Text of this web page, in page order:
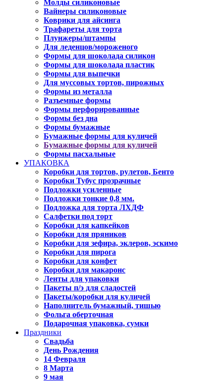
Молды силиконовые
Вайнеры силиконовые
Коврики для айсинга
Трафареты для торта
Плунжеры/штампы
Для леденцов/мороженого
Формы для шоколада силикон
Формы для шоколада пластик
Формы для выпечки
Для муссовых тортов, пирожных
Формы из металла
Разъемные формы
Формы перфорированные
Формы без дна
Формы бумажные
Бумажные формы для куличей
Бумажные формы для куличей
Формы пасхальные
УПАКОВКА
Коробки для тортов, рулетов, Бенто
Коробки Тубус прозрачные
Подложки усиленные
Подложки тонкие 0,8 мм.
Подложка для торта ЛХДФ
Салфетки под торт
Коробки для капкейков
Коробки для пряников
Коробки для зефира, эклеров, эскимо
Коробки для пирога
Коробки для конфет
Коробки для макаронс
Ленты для упаковки
Пакеты п/э для сладостей
Пакеты/коробки для куличей
Наполнитель бумажный, тишью
Фольга оберточная
Подарочная упаковка, сумки
Праздники
Свадьба
День Рождения
14 Февраля
8 Марта
9 мая